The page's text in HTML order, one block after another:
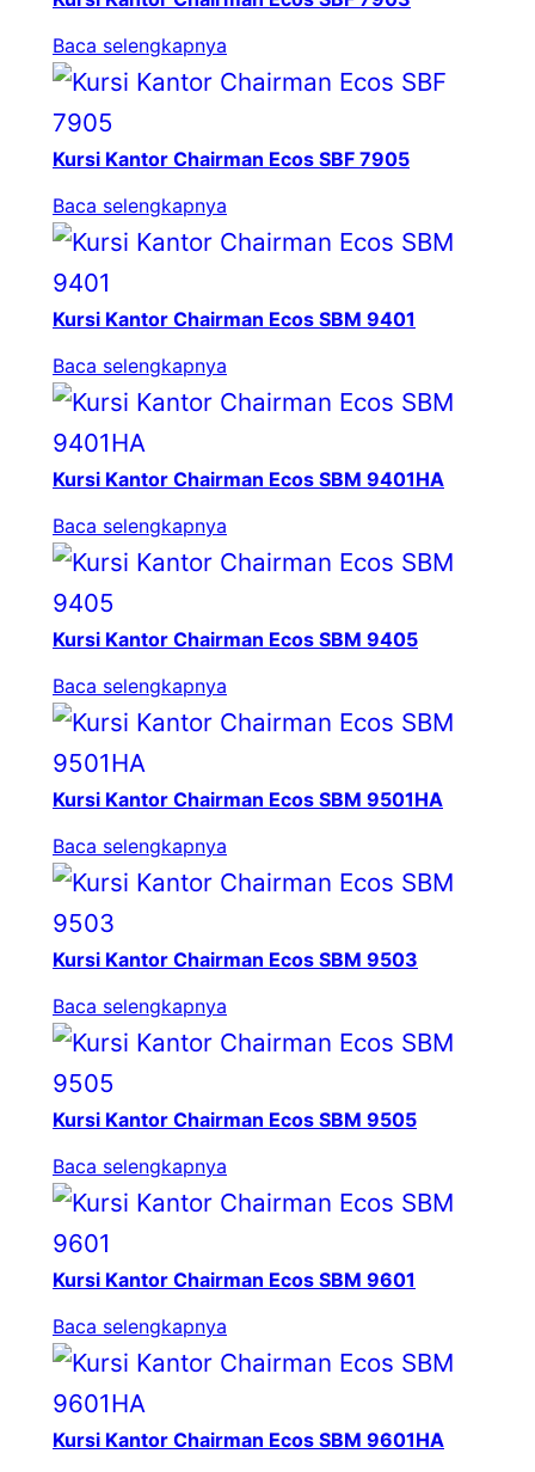
Baca selengkapnya
Kursi Kantor Chairman Ecos SBF 7905
Baca selengkapnya
Kursi Kantor Chairman Ecos SBM 9401
Baca selengkapnya
Kursi Kantor Chairman Ecos SBM 9401HA
Baca selengkapnya
Kursi Kantor Chairman Ecos SBM 9405
Baca selengkapnya
Kursi Kantor Chairman Ecos SBM 9501HA
Baca selengkapnya
Kursi Kantor Chairman Ecos SBM 9503
Baca selengkapnya
Kursi Kantor Chairman Ecos SBM 9505
Baca selengkapnya
Kursi Kantor Chairman Ecos SBM 9601
Baca selengkapnya
Kursi Kantor Chairman Ecos SBM 9601HA